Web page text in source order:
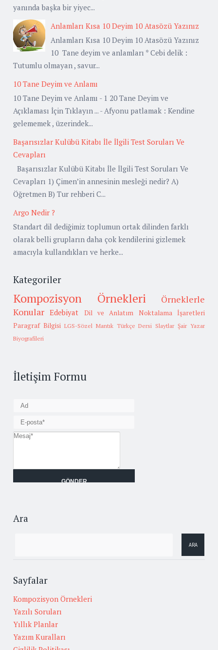
yanında başka bir yiyec...
Anlamları Kısa 10 Deyim 10 Atasözü Yazınız
Anlamları Kısa 10 Deyim 10 Atasözü Yazınız
10 Tane deyim ve anlamları * Cebi delik :
Tutumlu olmayan , savur...
10 Tane Deyim ve Anlamı
10 Tane Deyim ve Anlamı - 1 20 Tane Deyim ve
Açıklaması İçin Tıklayın ... - Afyonu patlamak : Kendine
gelememek , üzerindek...
Başarısızlar Kulübü Kitabı İle İlgili Test Soruları Ve
Cevapları
Başarısızlar Kulübü Kitabı İle İlgili Test Soruları Ve
Cevapları 1) Çimen’in annesinin mesleği nedir? A)
Öğretmen B) Tur rehberi C...
Argo Nedir ?
Standart dil dediğimiz toplumun ortak dilinden farklı
olarak belli grupların daha çok kendilerini gizlemek
amacıyla kullandıkları ve herke...
Kategoriler
Kompozisyon Örnekleri
Örneklerle
Konular Edebiyat Dil ve Anlatım
Noktalama İşaretleri
Paragraf Bilgisi LGS-Sözel Mantık Türkçe Dersi Slaytlar Şair Yazar
Biyografileri
İletişim Formu
Ara
Sayfalar
Kompozisyon Örnekleri
Yazılı Soruları
Yıllık Planlar
Yazım Kuralları